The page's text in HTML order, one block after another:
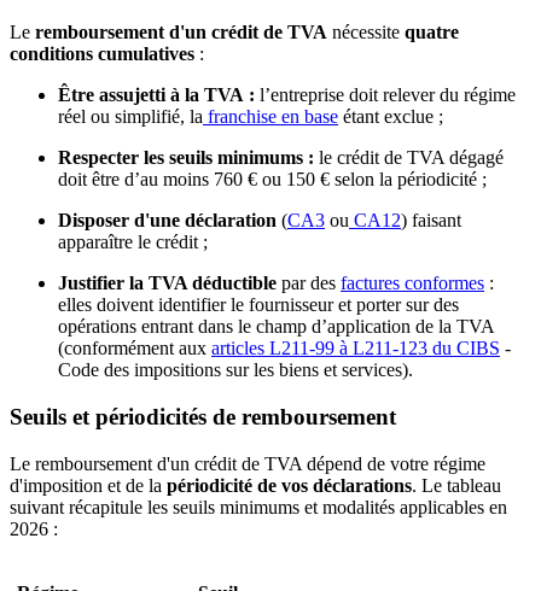
Le remboursement d'un crédit de TVA nécessite quatre
conditions cumulatives :
Être assujetti à la TVA : l’entreprise doit relever du régime
réel ou simplifié, la franchise en base étant exclue ;
Respecter les seuils minimums : le crédit de TVA dégagé
doit être d’au moins 760 € ou 150 € selon la périodicité ;
Disposer d'une déclaration (CA3 ou CA12) faisant
apparaître le crédit ;
Justifier la TVA déductible par des factures conformes :
elles doivent identifier le fournisseur et porter sur des
opérations entrant dans le champ d’application de la TVA
(conformément aux articles L211-99 à L211-123 du CIBS -
Code des impositions sur les biens et services).
Seuils et périodicités de remboursement
Le remboursement d'un crédit de TVA dépend de votre régime
d'imposition et de la périodicité de vos déclarations. Le tableau
suivant récapitule les seuils minimums et modalités applicables en
2026 :